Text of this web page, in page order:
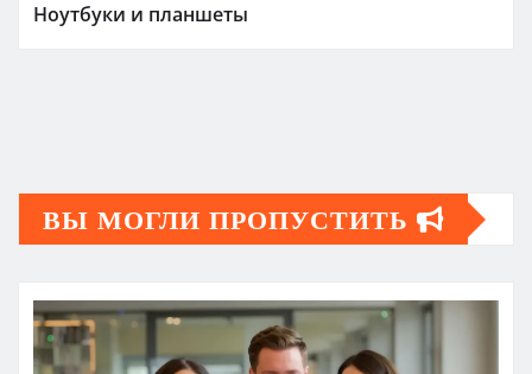
Ноутбуки и планшеты
ВЫ МОГЛИ ПРОПУСТИТЬ